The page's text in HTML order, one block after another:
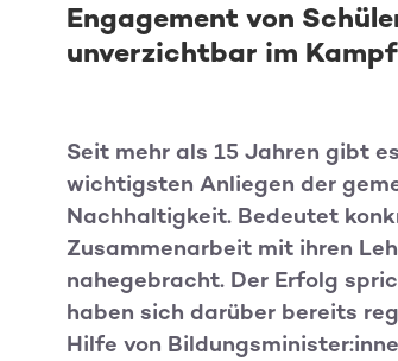
Engagement von
unverzichtbar im
Seit mehr als 15 Jahren gibt
wichtigsten Anliegen der
Nachhaltigkeit. Bedeutet
Zusammenarbeit mit ihren
nahegebracht. Der Erfolg
haben sich darüber bereits
Hilfe von